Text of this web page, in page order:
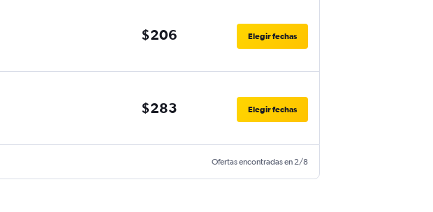
$206 Elegir fechas
$283 Elegir fechas
Ofertas encontradas en 2/8